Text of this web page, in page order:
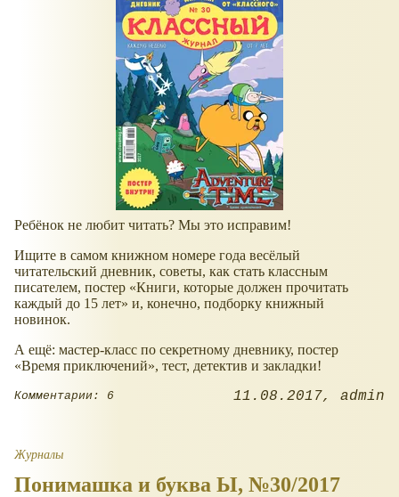
Ребёнок не любит читать? Мы это исправим!
Ищите в самом книжном номере года весёлый
читательский дневник, советы, как стать классным
писателем, постер «Книги, которые должен прочитать
каждый до 15 лет» и, конечно, подборку книжный
новинок.
А ещё: мастер-класс по секретному дневнику, постер
«Время приключений», тест, детектив и закладки!
Комментарии: 6 11.08.2017 admin
Журналы
Понимашка и буква Ы, №30/2017